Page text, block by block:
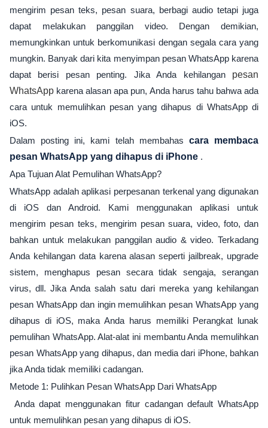
mengirim pesan teks, pesan suara, berbagi audio tetapi juga
dapat melakukan panggilan video. Dengan demikian,
memungkinkan untuk berkomunikasi dengan segala cara yang
mungkin. Banyak dari kita menyimpan pesan WhatsApp karena
dapat berisi pesan penting. Jika Anda kehilangan pesan
WhatsApp karena alasan apa pun, Anda harus tahu bahwa ada
cara untuk memulihkan pesan yang dihapus di WhatsApp di
iOS.
Dalam posting ini, kami telah membahas cara membaca
pesan WhatsApp yang dihapus di iPhone .
Apa Tujuan Alat Pemulihan WhatsApp?
WhatsApp adalah aplikasi perpesanan terkenal yang digunakan
di iOS dan Android. Kami menggunakan aplikasi untuk
mengirim pesan teks, mengirim pesan suara, video, foto, dan
bahkan untuk melakukan panggilan audio & video. Terkadang
Anda kehilangan data karena alasan seperti jailbreak, upgrade
sistem, menghapus pesan secara tidak sengaja, serangan
virus, dll. Jika Anda salah satu dari mereka yang kehilangan
pesan WhatsApp dan ingin memulihkan pesan WhatsApp yang
dihapus di iOS, maka Anda harus memiliki Perangkat lunak
pemulihan WhatsApp. Alat-alat ini membantu Anda memulihkan
pesan WhatsApp yang dihapus, dan media dari iPhone, bahkan
jika Anda tidak memiliki cadangan.
Metode 1: Pulihkan Pesan WhatsApp Dari WhatsApp
Anda dapat menggunakan fitur cadangan default WhatsApp
untuk memulihkan pesan yang dihapus di iOS.